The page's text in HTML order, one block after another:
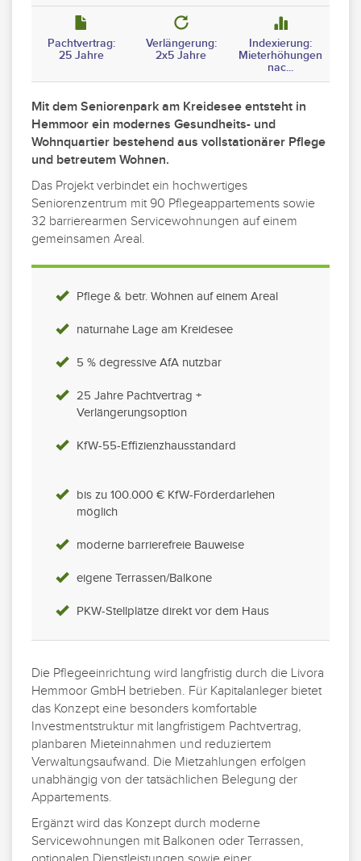
Pachtvertrag:
25 Jahre
Verlängerung:
2x5 Jahre
Indexierung:
Mieterhöhungen
nac...
Mit dem Seniorenpark am Kreidesee entsteht in
Hemmoor ein modernes Gesundheits- und
Wohnquartier bestehend aus vollstationärer Pflege
und betreutem Wohnen.
Das Projekt verbindet ein hochwertiges
Seniorenzentrum mit 90 Pflegeappartements sowie
32 barrierearmen Servicewohnungen auf einem
gemeinsamen Areal.
Pflege & betr. Wohnen auf einem Areal
naturnahe Lage am Kreidesee
5 % degressive AfA nutzbar
25 Jahre Pachtvertrag +
Verlängerungsoption
KfW-55-Effizienzhausstandard
bis zu 100.000 € KfW-Förderdarlehen
möglich
moderne barrierefreie Bauweise
eigene Terrassen/Balkone
PKW-Stellplätze direkt vor dem Haus
Die Pflegeeinrichtung wird langfristig durch die Livora
Hemmoor GmbH betrieben. Für Kapitalanleger bietet
das Konzept eine besonders komfortable
Investmentstruktur mit langfristigem Pachtvertrag,
planbaren Mieteinnahmen und reduziertem
Verwaltungsaufwand. Die Mietzahlungen erfolgen
unabhängig von der tatsächlichen Belegung der
Appartements.
Ergänzt wird das Konzept durch moderne
Servicewohnungen mit Balkonen oder Terrassen,